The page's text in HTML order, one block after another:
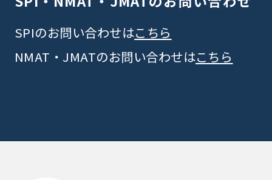
SPIのお問い合わせはこちら
NMAT・JMATのお問い合わせはこちら